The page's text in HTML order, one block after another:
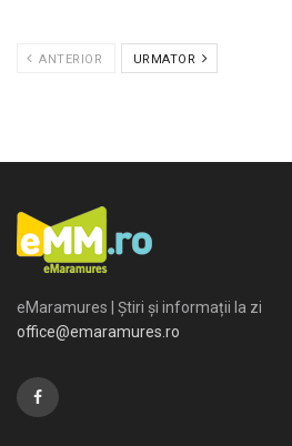
ANTERIOR URMATOR
eMaramures | Știri și informații la zi
office@emaramures.ro